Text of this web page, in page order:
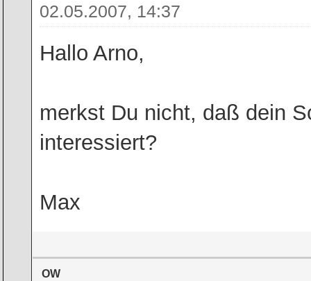
02.05.2007, 14:37
Hallo Arno,
merkst Du nicht, daß dein
interessiert?
Max
OW